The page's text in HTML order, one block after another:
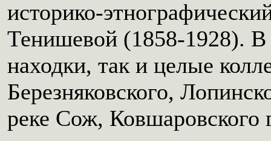
историко-
Тенишевой (1858-1928). В
находки, так и целые
Березняковского,
реке Сож, Ковшаровского